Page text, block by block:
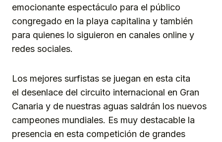
emocionante espectáculo para el público
congregado en la playa capitalina y también
para quienes lo siguieron en canales online y
redes sociales.
Los mejores surfistas se juegan en esta cita
el desenlace del circuito internacional en Gran
Canaria y de nuestras aguas saldrán los nuevos
campeones mundiales. Es muy destacable la
presencia en esta competición de grandes